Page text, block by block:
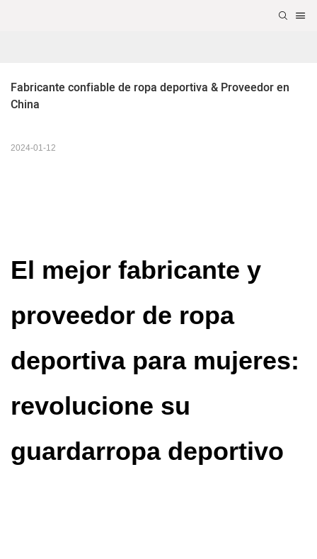
Fabricante confiable de ropa deportiva & Proveedor en
China
2024-01-12
El mejor fabricante y
proveedor de ropa
deportiva para mujeres:
revolucione su
guardarropa deportivo